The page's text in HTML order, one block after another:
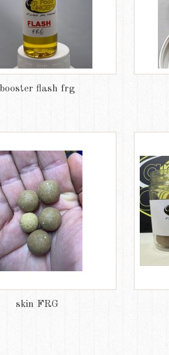
booster flash frg
skin FRG